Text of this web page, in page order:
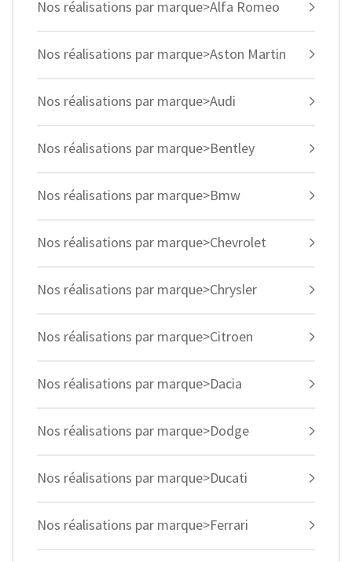
Nos réalisations par marque>Alfa Romeo
Nos réalisations par marque>Aston Martin
Nos réalisations par marque>Audi
Nos réalisations par marque>Bentley
Nos réalisations par marque>Bmw
Nos réalisations par marque>Chevrolet
Nos réalisations par marque>Chrysler
Nos réalisations par marque>Citroen
Nos réalisations par marque>Dacia
Nos réalisations par marque>Dodge
Nos réalisations par marque>Ducati
Nos réalisations par marque>Ferrari